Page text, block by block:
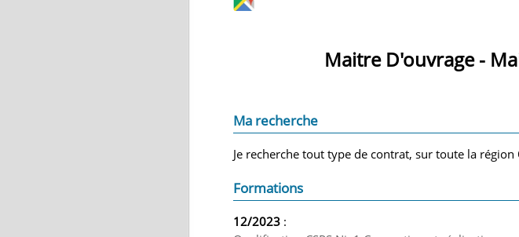
Maitre D'ouvrage -
Ma recherche
Je recherche tout type de contrat, sur toute la
Formations
12/2023 :